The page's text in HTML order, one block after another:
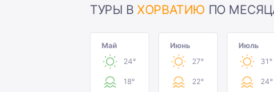
ТУРЫ ВХОРВАТИЮ ПО
Май
24°
18°
Июнь
27°
22°
Июль
31°
24°